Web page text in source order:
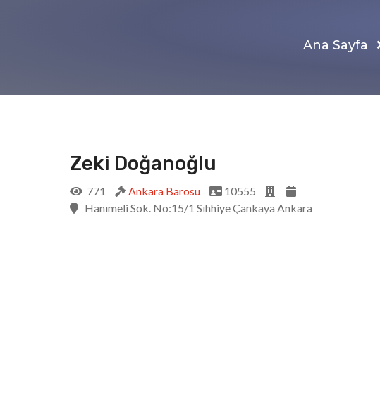
Ana Sayfa
Zeki Doğanoğlu
771 Ankara Barosu
10555
Hanımeli Sok. No:15/1 Sıhhiye Çankaya Ankara